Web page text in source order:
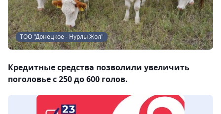
ТОО "Донецкое - Нурлы Жол"
Кредитные средства позволили увеличить
поголовье с 250 до 600 голов.